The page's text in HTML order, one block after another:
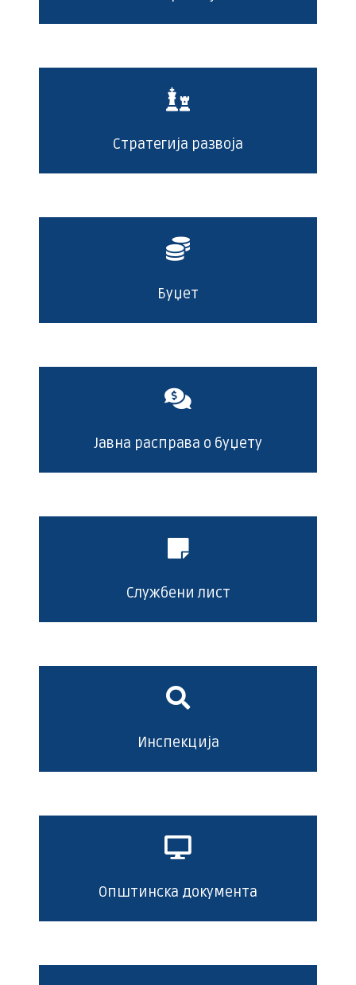
Стратегија развоја
Буџет
Јавна расправа о буџету
Службени лист
Инспекција
Општинска документа